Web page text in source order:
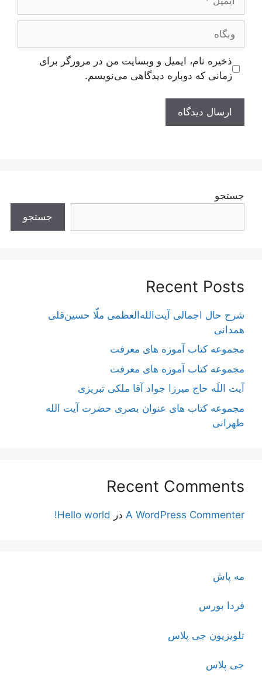
وبگاه
ذخیره نام، ایمیل و وبسایت من در مرورگر برای
زمانی که دوباره دیدگاهی می‌نویسم.
جستجو
جستجو
Recent Posts
شرح حال اجمالی آیت‌الله‌العظمی ملّا حسین‌قلی
همدانی
مجموعه کتاب آموزه های معرفت
مجموعه کتاب آموزه های معرفت
آیت اللَه حاج میرزا جواد آقا ملکی تبریزی
مجموعه کتاب های عنوان بصری حضرت آیت الله
طهرانی
Recent Comments
A WordPress Commenter در Hello world!
مه پاش
فردا بورس
تلویزیون جی پلاس
جی پلاس